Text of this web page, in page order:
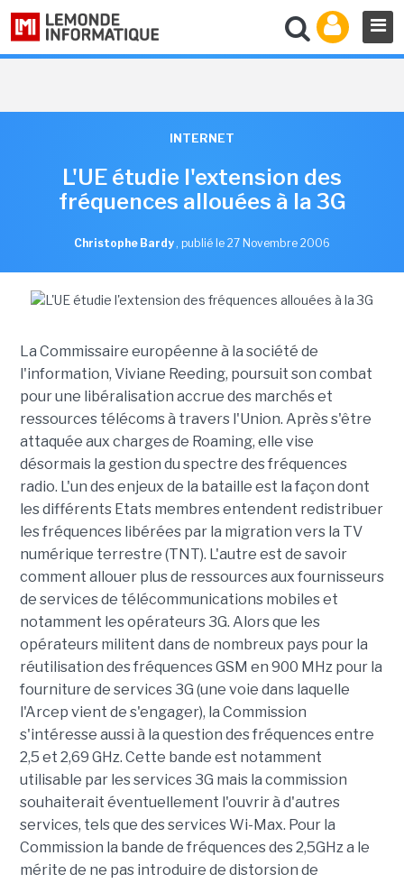
INTERNET
L'UE étudie l'extension des
fréquences allouées à la 3G
Christophe Bardy , publié le 27 Novembre 2006
La Commissaire européenne à la société de
l'information, Viviane Reeding, poursuit son combat
pour une libéralisation accrue des marchés et
ressources télécoms à travers l'Union. Après s'être
attaquée aux charges de Roaming, elle vise
désormais la gestion du spectre des fréquences
radio. L'un des enjeux de la bataille est la façon dont
les différents Etats membres entendent redistribuer
les fréquences libérées par la migration vers la TV
numérique terrestre (TNT). L'autre est de savoir
comment allouer plus de ressources aux fournisseurs
de services de télécommunications mobiles et
notamment les opérateurs 3G. Alors que les
opérateurs militent dans de nombreux pays pour la
réutilisation des fréquences GSM en 900 MHz pour la
fourniture de services 3G (une voie dans laquelle
l'Arcep vient de s'engager), la Commission
s'intéresse aussi à la question des fréquences entre
2,5 et 2,69 GHz. Cette bande est notamment
utilisable par les services 3G mais la commission
souhaiterait éventuellement l'ouvrir à d'autres
services, tels que des services Wi-Max. Pour la
Commission la bande de fréquences des 2,5GHz a le
mérite de ne pas introduire de distorsion de